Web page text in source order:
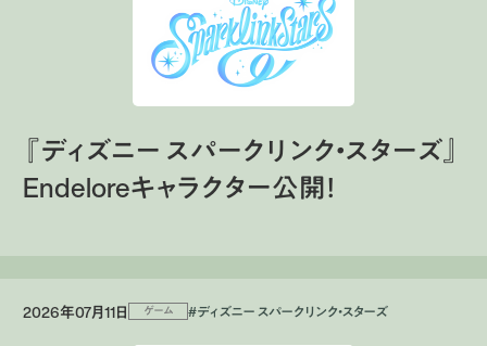
『ディズニー スパークリンク・スターズ』
Endeloreキャラクター公開！
2026年07月11日 ゲーム #ディズニー スパークリンク・スターズ